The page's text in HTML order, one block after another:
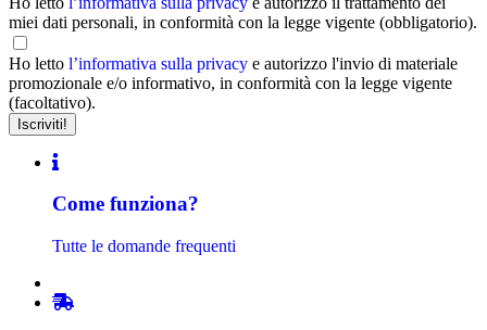
miei dati personali, in conformità con la legge vigente (obbligatorio).
Ho letto l’informativa sulla privacy e autorizzo l'invio di materiale
promozionale e/o informativo, in conformità con la legge vigente
(facoltativo).
Come funziona?
Tutte le domande frequenti